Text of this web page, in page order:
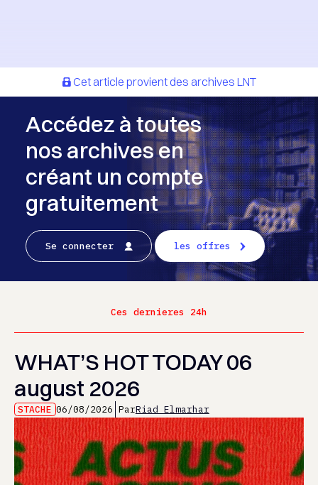
Cet article provient des archives LNT
Accédez à toutes
nos archives en
créant un compte
gratuitement
Se connecter les offres
Ces dernieres 24h
WHAT’S HOT TODAY 06
august 2026
STACHE 06/08/2026 ParRiad Elmarhar